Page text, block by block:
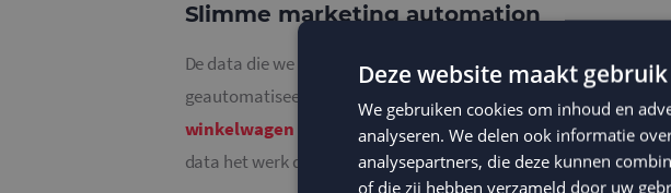
Slimme marketing automation
De data die we inladen via de Shopify koppeling, kan op diverse
geautomatiseerde welkomstcampagne in, een
winkelwagen campagnedie stuurt op achtergebleven omzet.
data het werk doen in combinatie metgeautomatiseerde e-
Deze website maakt
We gebruiken cookies om inhoud en
analyseren. We delen ook informatie
analysepartners, die deze kunnen
of die zij hebben verzameld door uw